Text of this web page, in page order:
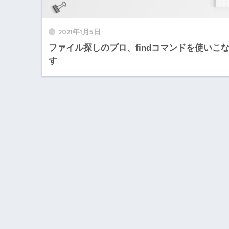
2021年1月5日
ファイル探しのプロ、findコマンドを使いこな
す